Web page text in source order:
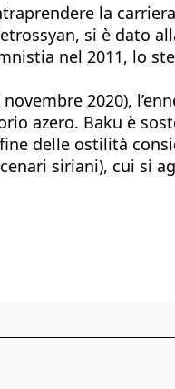
la
si è dato
nel 2011, lo
2020),
azero. Baku è
delle ostilità
siriani), cui si